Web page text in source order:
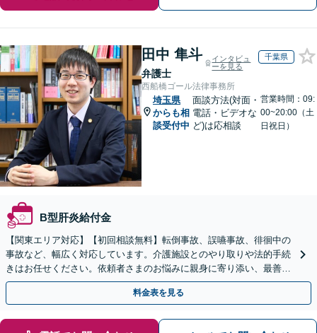
田中 隼斗
弁護士
インタビュ
ーを見る
千葉県
西船橋ゴール法律事務所
埼玉県
からも相
談受付中
面談方法(対面・
電話・ビデオな
ど)は応相談
営業時間：09:
00~20:00（土
日祝日）
B型肝炎給付金
【関東エリア対応】【初回相談無料】転倒事故、誤嚥事故、徘徊中の
事故など、幅広く対応しています。介護施設とのやり取りや法的手続
きはお任せください。依頼者さまのお悩みに親身に寄り添い、最善の
結果が得られるように尽力いたします。
料金表を見る